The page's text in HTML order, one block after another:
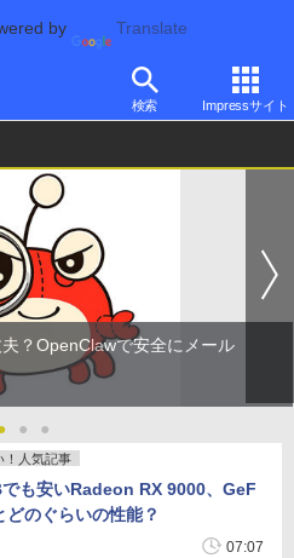
by Translate
検索 Impressサイト
更新
？OpenClawで安全にメール
● ●
！人気記事
も安いRadeon RX 9000、GeF
のぐらいの性能？
07:07